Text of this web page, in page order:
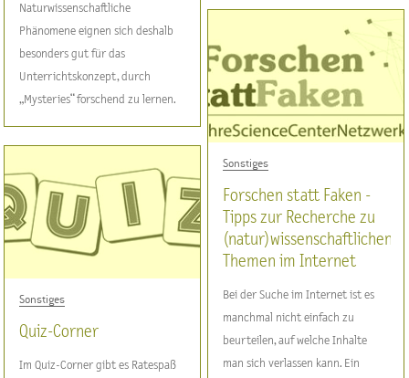
Naturwissenschaftliche
Phänomene eignen sich deshalb
besonders gut für das
Unterrichtskonzept, durch
„Mysteries“ forschend zu lernen.
Sonstiges
Forschen statt Faken -
Tipps zur Recherche zu
(natur)wissenschaftlichen
Themen im Internet
Bei der Suche im Internet ist es
manchmal nicht einfach zu
beurteilen, auf welche Inhalte
man sich verlassen kann. Ein
Sonstiges
Quiz-Corner
Im Quiz-Corner gibt es Ratespaß